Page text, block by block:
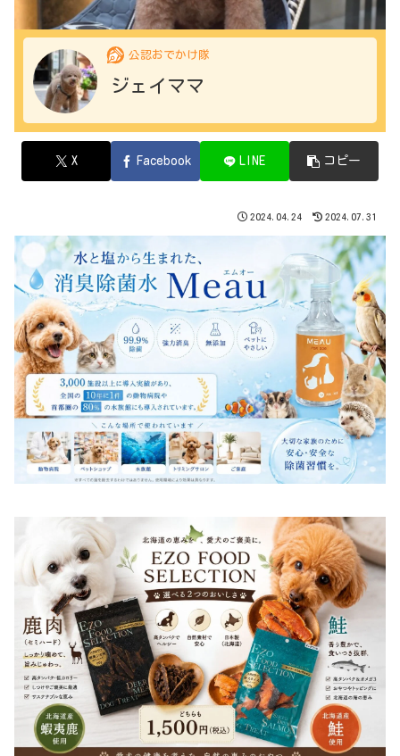
公認おでかけ隊
ジェイママ
X Facebook LINE コピー
2024.04.24 2024.07.31